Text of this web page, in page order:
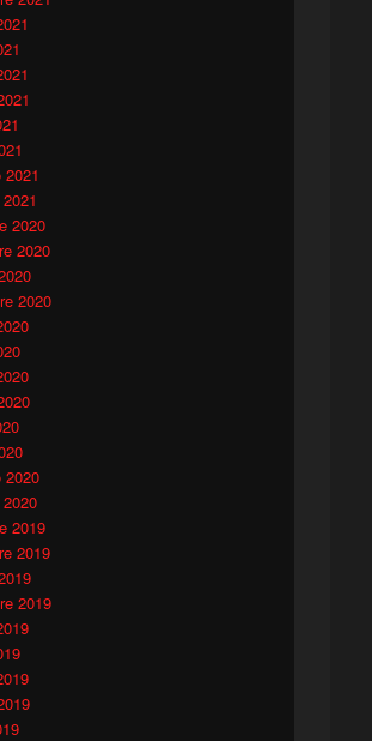
2021
2020
2020
2020
2020
2019
2019
2019